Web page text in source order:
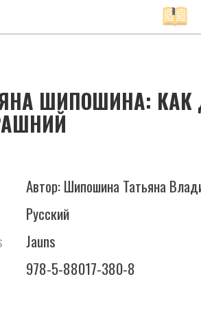
ШИПОШИНА: КАК
Автор: Шипошина Татьяна
Русский
Jauns
978-5-88017-380-8